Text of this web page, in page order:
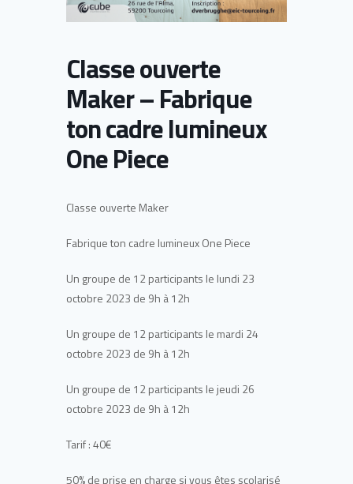
Classe ouverte
Maker – Fabrique
ton cadre lumineux
One Piece
Classe ouverte Maker
Fabrique ton cadre lumineux One Piece
Un groupe de 12 participants le lundi 23
octobre 2023 de 9h à 12h
Un groupe de 12 participants le mardi 24
octobre 2023 de 9h à 12h
Un groupe de 12 participants le jeudi 26
octobre 2023 de 9h à 12h
Tarif : 40€
50% de prise en charge si vous êtes scolarisé